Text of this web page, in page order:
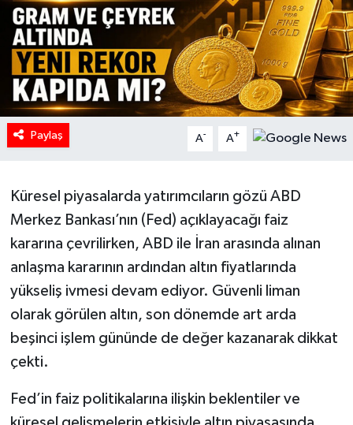
Paylaş A- A+
Küresel piyasalarda yatırımcıların gözü ABD
Merkez Bankası’nın (Fed) açıklayacağı faiz
kararına çevrilirken, ABD ile İran arasında alınan
anlaşma kararının ardından altın fiyatlarında
yükseliş ivmesi devam ediyor. Güvenli liman
olarak görülen altın, son dönemde art arda
beşinci işlem gününde de değer kazanarak dikkat
çekti.
Fed’in faiz politikalarına ilişkin beklentiler ve
KÜLTÜR SANAT
MAGAZİN
Oyun
POLİTİKA
SAĞLIK
Spor
Tarihi Yapılarımız
Teknoloji
Türkiye